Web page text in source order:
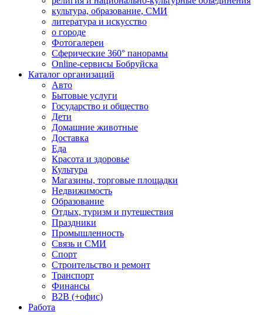
культура, образование, СМИ
литература и искусство
о городе
Фотогалереи
Сферические 360° панорамы
Online-сервисы Бобруйска
Каталог организаций
Авто
Бытовые услуги
Государство и общество
Дети
Домашние животные
Доставка
Еда
Красота и здоровье
Культура
Магазины, торговые площадки
Недвижимость
Образование
Отдых, туризм и путешествия
Праздники
Промышленность
Связь и СМИ
Спорт
Строительство и ремонт
Транспорт
Финансы
B2B (+офис)
Работа